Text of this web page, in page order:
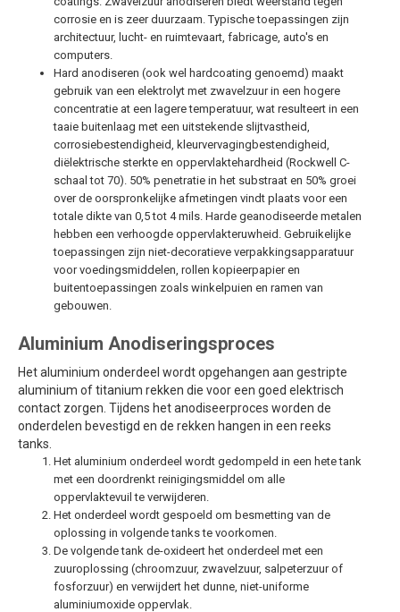
corrosie en is zeer duurzaam. Typische toepassingen zijn
architectuur, lucht- en ruimtevaart, fabricage, auto's en
computers.
Hard anodiseren (ook wel hardcoating genoemd) maakt
gebruik van een elektrolyt met zwavelzuur in een hogere
concentratie at een lagere temperatuur, wat resulteert in een
taaie buitenlaag met een uitstekende slijtvastheid,
corrosiebestendigheid, kleurvervagingbestendigheid,
diëlektrische sterkte en oppervlaktehardheid (Rockwell C-
schaal tot 70). 50% penetratie in het substraat en 50% groei
over de oorspronkelijke afmetingen vindt plaats voor een
totale dikte van 0,5 tot 4 mils. Harde geanodiseerde metalen
hebben een verhoogde oppervlakteruwheid. Gebruikelijke
toepassingen zijn niet-decoratieve verpakkingsapparatuur
voor voedingsmiddelen, rollen kopieerpapier en
buitentoepassingen zoals winkelpuien en ramen van
gebouwen.
Aluminium Anodiseringsproces
Het aluminium onderdeel wordt opgehangen aan gestripte
aluminium of titanium rekken die voor een goed elektrisch
contact zorgen. Tijdens het anodiseerproces worden de
onderdelen bevestigd en de rekken hangen in een reeks
tanks.
Het aluminium onderdeel wordt gedompeld in een hete tank
met een doordrenkt reinigingsmiddel om alle
oppervlaktevuil te verwijderen.
Het onderdeel wordt gespoeld om besmetting van de
oplossing in volgende tanks te voorkomen.
De volgende tank de-oxideert het onderdeel met een
zuuroplossing (chroomzuur, zwavelzuur, salpeterzuur of
fosforzuur) en verwijdert het dunne, niet-uniforme
aluminiumoxide oppervlak.